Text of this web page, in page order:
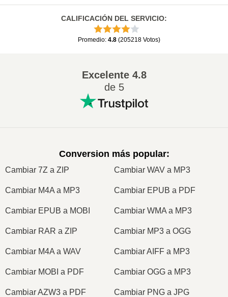
CALIFICACIÓN DEL SERVICIO:
Promedio: 4.8 (205218 Votos)
Excelente4.8
de 5
Conversion más popular:
Cambiar 7Z a ZIP Cambiar WAV a MP3
Cambiar M4A a MP3 Cambiar EPUB a PDF
Cambiar EPUB a MOBI Cambiar WMA a MP3
Cambiar RAR a ZIP Cambiar MP3 a OGG
Cambiar M4A a WAV Cambiar AIFF a MP3
Cambiar MOBI a PDF Cambiar OGG a MP3
Cambiar AZW3 a PDF Cambiar PNG a JPG